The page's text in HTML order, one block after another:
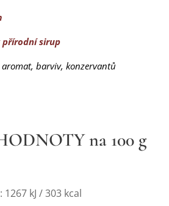
sirup
barviv, konzervantů
na 100 g
kJ / 303 kcal